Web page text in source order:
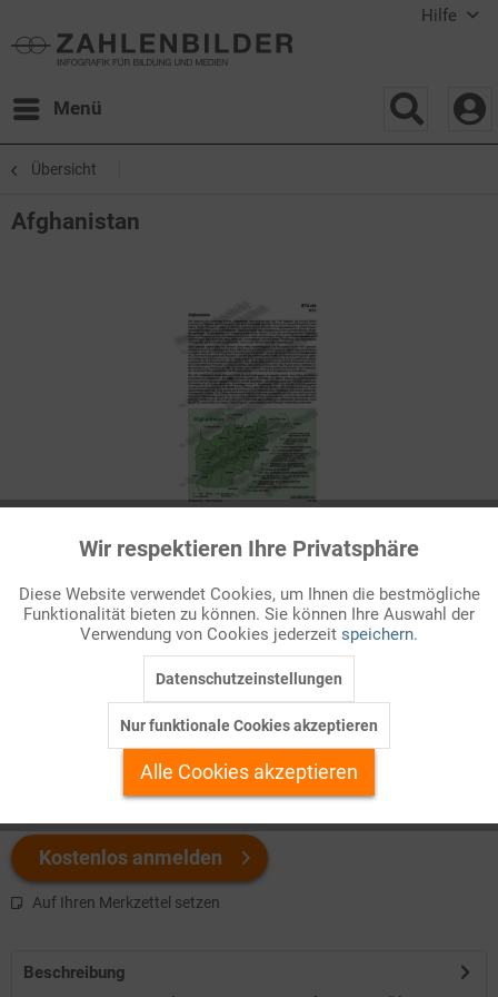
Hilfe
Menü
Übersicht
Afghanistan
Infografik Nr. 874495
Neues ZAHLENBILD zu Geschichte und politischer Entwicklung
Afghanistans. Jetzt herunterladen.
Welchen Download brauchen Sie?
s/w-Version
Kostenlos anmelden
Auf Ihren Merkzettel setzen
Beschreibung
Funktionale Aktiv
Marketing Inaktiv
Personalisierung Inaktiv
Service
Wir respektieren Ihre Privatsphäre
Diese Website verwendet Cookies, um Ihnen die bestmögliche
Funktionalität bieten zu können. Sie können Ihre Auswahl der
Verwendung von Cookies jederzeit speichern.
Datenschutzeinstellungen
Nur funktionale Cookies akzeptieren
Alle Cookies akzeptieren